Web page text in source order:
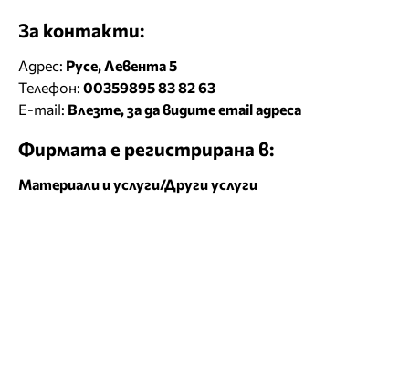
За контакти:
Адрес: Русе, Левента 5
Телефон: 00359895 83 82 63
E-mail: Влезте, за да видите email адреса
Фирмата е регистрирана в:
Материали и услуги/Други услуги